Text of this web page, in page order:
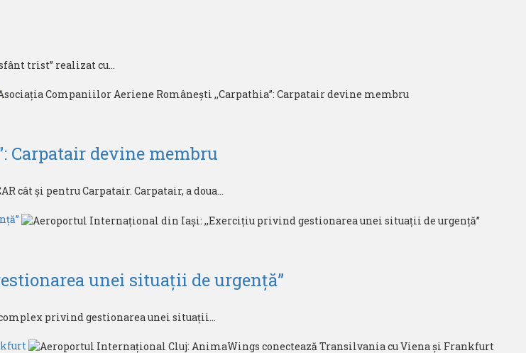
trist” realizat cu...
Carpatair devine membru
cât și pentru Carpatair. Carpatair, a doua...
unei situații de urgență”
privind gestionarea unei situații...